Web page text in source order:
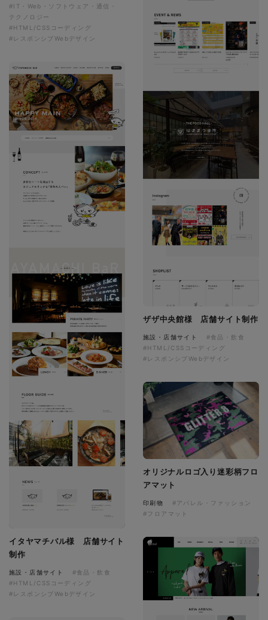
#IT・Web・ソフトウェア・通信・
テクノロジー
#HTML/CSSコーディング
#レスポンシブWebデザイン
ザザ中央館様 店舗サイト制作
施設・店舗サイト
#食品・飲食
#HTML/CSSコーディング
#レスポンシブWebデザイン
イタヤマチバル様 店舗サイト
制作
施設・店舗サイト
#食品・飲食
#HTML/CSSコーディング
#レスポンシブWebデザイン
オリジナルロゴ入り迷彩柄フロ
アマット
印刷物
#アパレル・ファッション
#フロアマット